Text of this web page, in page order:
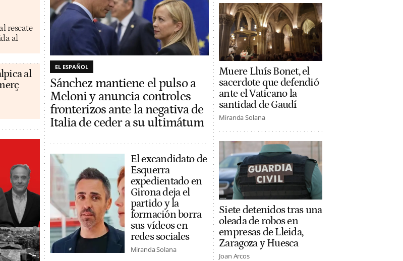
rescate
al
al
EL ESPAÑOL
Sánchez mantiene el pulso a
Meloni y anuncia controles
fronterizos ante la negativa de
Italia de ceder a su ultimátum
El excandidato de
Esquerra
expedientado en
Girona deja el
partido y la
formación borra
sus vídeos en
redes sociales
Miranda Solana
Muere Lluís Bonet, el
sacerdote que defendió
ante el Vaticano la
santidad de Gaudí
Miranda Solana
Siete detenidos tras una
oleada de robos en
empresas de Lleida,
Zaragoza y Huesca
Joan Arcos